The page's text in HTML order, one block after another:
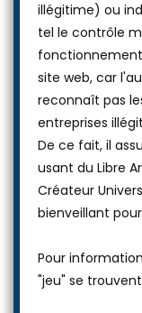
illégitime) ou
tel le contrôle
site web, car
reconnaît pas
entreprises
De ce fait, il
usant du Libre
Créateur
bienveillant
Pour
"jeu" se